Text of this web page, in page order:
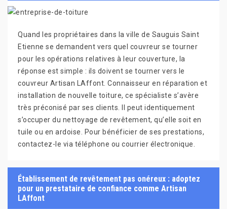
Quand les propriétaires dans la ville de Sauguis Saint
Etienne se demandent vers quel couvreur se tourner
pour les opérations relatives à leur couverture, la
réponse est simple : ils doivent se tourner vers le
couvreur Artisan LAffont. Connaisseur en réparation et
installation de nouvelle toiture, ce spécialiste s’avère
très préconisé par ses clients. Il peut identiquement
s’occuper du nettoyage de revêtement, qu’elle soit en
tuile ou en ardoise. Pour bénéficier de ses prestations,
contactez-le via téléphone ou courrier électronique.
Établissement de revêtement pas onéreux : adoptez
pour un prestataire de confiance comme Artisan
LAffont